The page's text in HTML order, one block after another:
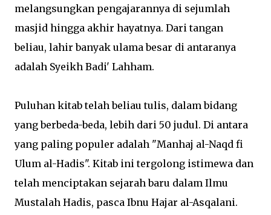
melangsungkan pengajarannya di sejumlah
masjid hingga akhir hayatnya. Dari tangan
beliau, lahir banyak ulama besar di antaranya
adalah Syeikh Badi' Lahham.
Puluhan kitab telah beliau tulis, dalam bidang
yang berbeda-beda, lebih dari 50 judul. Di antara
yang paling populer adalah "Manhaj al-Naqd fi
Ulum al-Hadis". Kitab ini tergolong istimewa dan
telah menciptakan sejarah baru dalam Ilmu
Mustalah Hadis, pasca Ibnu Hajar al-Asqalani.